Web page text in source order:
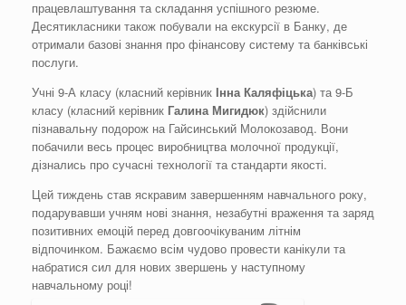
працевлаштування та складання успішного резюме.
Десятикласники також побували на екскурсії в Банку, де
отримали базові знання про фінансову систему та банківські
послуги.
Учні 9-А класу (класний керівник Інна Каляфіцька) та 9-Б
класу (класний керівник Галина Мигидюк) здійснили
пізнавальну подорож на Гайсинський Молокозавод. Вони
побачили весь процес виробництва молочної продукції,
дізнались про сучасні технології та стандарти якості.
Цей тиждень став яскравим завершенням навчального року,
подарувавши учням нові знання, незабутні враження та заряд
позитивних емоцій перед довгоочікуваним літнім
відпочинком. Бажаємо всім чудово провести канікули та
набратися сил для нових звершень у наступному
навчальному році!